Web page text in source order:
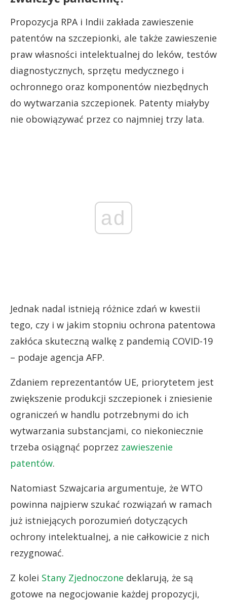
Propozycja RPA i Indii zakłada zawieszenie
patentów na szczepionki, ale także zawieszenie
praw własności intelektualnej do leków, testów
diagnostycznych, sprzętu medycznego i
ochronnego oraz komponentów niezbędnych
do wytwarzania szczepionek. Patenty miałyby
nie obowiązywać przez co najmniej trzy lata.
ad
Jednak nadal istnieją różnice zdań w kwestii
tego, czy i w jakim stopniu ochrona patentowa
zakłóca skuteczną walkę z pandemią COVID-19
– podaje agencja AFP.
Zdaniem reprezentantów UE, priorytetem jest
zwiększenie produkcji szczepionek i zniesienie
ograniczeń w handlu potrzebnymi do ich
wytwarzania substancjami, co niekoniecznie
trzeba osiągnąć poprzez zawieszenie
patentów.
Natomiast Szwajcaria argumentuje, że WTO
powinna najpierw szukać rozwiązań w ramach
już istniejących porozumień dotyczących
ochrony intelektualnej, a nie całkowicie z nich
rezygnować.
Z kolei Stany Zjednoczone deklarują, że są
gotowe na negocjowanie każdej propozycji,